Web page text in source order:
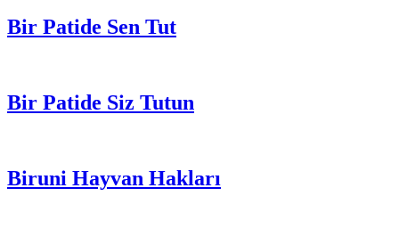
Bir Patide Sen Tut
Bir Patide Siz Tutun
Biruni Hayvan Hakları